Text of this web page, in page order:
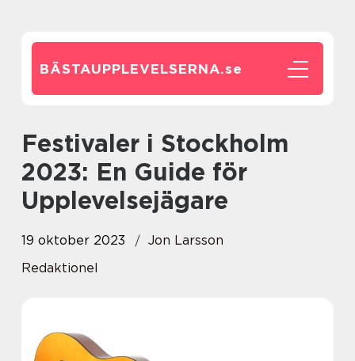
BÄSTAUPPLEVELSERNA.se
Festivaler i Stockholm
2023: En Guide för
Upplevelsejägare
19 oktober 2023
Jon Larsson
Redaktionel